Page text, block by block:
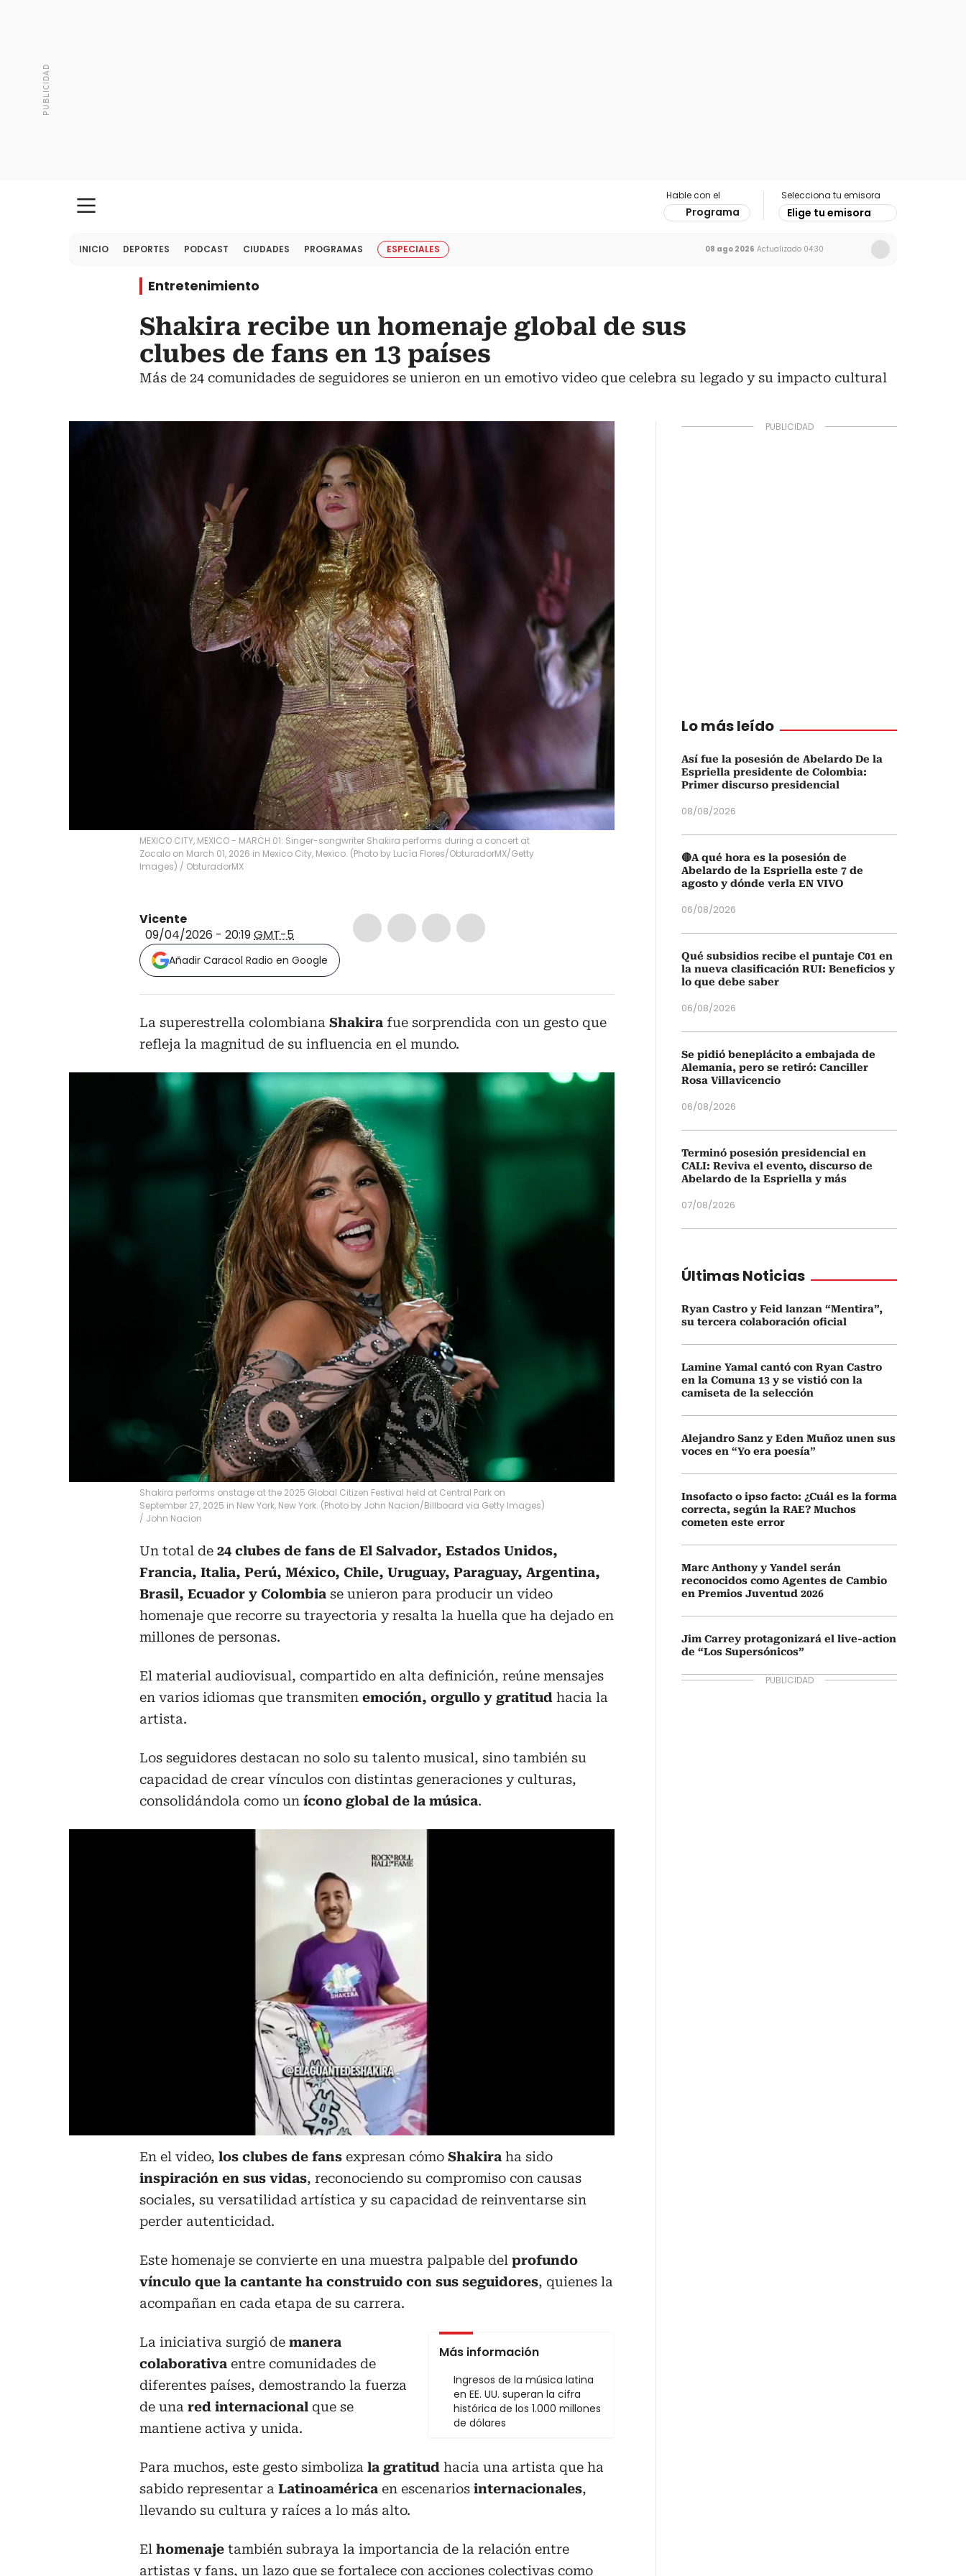
Hable con el
Programa
Selecciona tu emisora
Elige tu emisora
INICIO DEPORTES PODCAST CIUDADES PROGRAMAS ESPECIALES 08 ago 2026 Actualizado 04:30
Entretenimiento
Shakira recibe un homenaje global de sus
clubes de fans en 13 países
Más de 24 comunidades de seguidores se unieron en un emotivo video que celebra su legado y su impacto cultural
MEXICO CITY, MEXICO - MARCH 01: Singer-songwriter Shakira performs during a concert at
Zocalo on March 01, 2026 in Mexico City, Mexico. (Photo by Lucía Flores/ObturadorMX/Getty
Images) / ObturadorMX
Vicente
09/04/2026 - 20:19GMT-5
Añadir Caracol Radio en Google
La superestrella colombiana Shakira fue sorprendida con un gesto que
refleja la magnitud de su influencia en el mundo.
Shakira performs onstage at the 2025 Global Citizen Festival held at Central Park on
September 27, 2025 in New York, New York. (Photo by John Nacion/Billboard via Getty Images)
/ John Nacion
Un total de 24 clubes de fans de El Salvador, Estados Unidos,
Francia, Italia, Perú, México, Chile, Uruguay, Paraguay, Argentina,
Brasil, Ecuador y Colombia se unieron para producir un video
homenaje que recorre su trayectoria y resalta la huella que ha dejado en
millones de personas.
El material audiovisual, compartido en alta definición, reúne mensajes
en varios idiomas que transmiten emoción, orgullo y gratitud hacia la
artista.
Los seguidores destacan no solo su talento musical, sino también su
capacidad de crear vínculos con distintas generaciones y culturas,
consolidándola como un ícono global de la música.
En el video, los clubes de fans expresan cómo Shakira ha sido
inspiración en sus vidas, reconociendo su compromiso con causas
sociales, su versatilidad artística y su capacidad de reinventarse sin
perder autenticidad.
Este homenaje se convierte en una muestra palpable del profundo
vínculo que la cantante ha construido con sus seguidores, quienes la
acompañan en cada etapa de su carrera.
Más información
Ingresos de la música latina
en EE. UU. superan la cifra
histórica de los 1.000 millones
de dólares
La iniciativa surgió de manera
colaborativa entre comunidades de
diferentes países, demostrando la fuerza
de una red internacional que se
mantiene activa y unida.
Para muchos, este gesto simboliza la gratitud hacia una artista que ha
sabido representar a Latinoamérica en escenarios internacionales,
llevando su cultura y raíces a lo más alto.
El homenaje también subraya la importancia de la relación entre
artistas y fans, un lazo que se fortalece con acciones colectivas como
Lo más leído
Así fue la posesión de Abelardo De la
Espriella presidente de Colombia:
Primer discurso presidencial
08/08/2026
🔴A qué hora es la posesión de
Abelardo de la Espriella este 7 de
agosto y dónde verla EN VIVO
06/08/2026
Qué subsidios recibe el puntaje C01 en
la nueva clasificación RUI: Beneficios y
lo que debe saber
06/08/2026
Se pidió beneplácito a embajada de
Alemania, pero se retiró: Canciller
Rosa Villavicencio
06/08/2026
Terminó posesión presidencial en
CALI: Reviva el evento, discurso de
Abelardo de la Espriella y más
07/08/2026
Últimas Noticias
Ryan Castro y Feid lanzan “Mentira”,
su tercera colaboración oficial
Lamine Yamal cantó con Ryan Castro
en la Comuna 13 y se vistió con la
camiseta de la selección
Alejandro Sanz y Eden Muñoz unen sus
voces en “Yo era poesía”
Insofacto o ipso facto: ¿Cuál es la forma
correcta, según la RAE? Muchos
cometen este error
Marc Anthony y Yandel serán
reconocidos como Agentes de Cambio
en Premios Juventud 2026
Jim Carrey protagonizará el live-action
de “Los Supersónicos”